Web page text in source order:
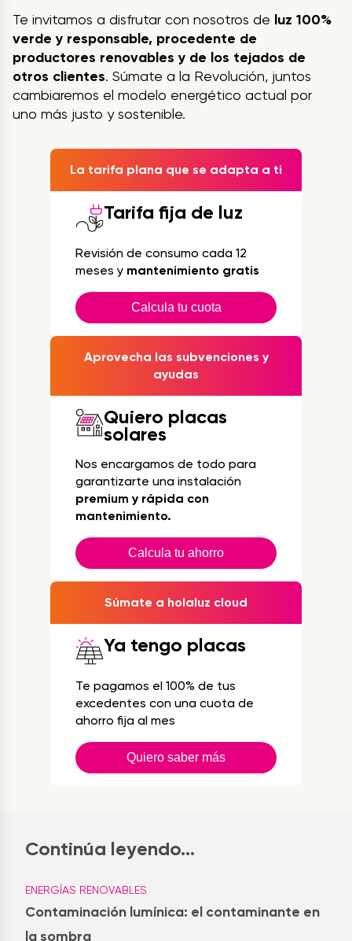
Te invitamos a disfrutar con nosotros de luz 100%
verde y responsable, procedente de
productores renovables y de los tejados de
otros clientes. Súmate a la Revolución, juntos
cambiaremos el modelo energético actual por
uno más justo y sostenible.
La tarifa plana que se adapta a ti
Tarifa fija de luz
Revisión de consumo cada 12
meses y mantenimiento gratis
Calcula tu cuota
Aprovecha las subvenciones y
ayudas
Quiero placas
solares
Nos encargamos de todo para
garantizarte una instalación
premium y rápida con
mantenimiento.
Calcula tu ahorro
Súmate a holaluz cloud
Ya tengo placas
Te pagamos el 100% de tus
excedentes con una cuota de
ahorro fija al mes
Quiero saber más
Continúa leyendo...
ENERGÍAS RENOVABLES
Contaminación lumínica: el contaminante en
la sombra